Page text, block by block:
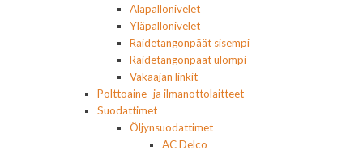
Alapallonivelet
Yläpallonivelet
Raidetangonpäät sisempi
Raidetangonpäät ulompi
Vakaajan linkit
Polttoaine- ja ilmanottolaitteet
Suodattimet
Öljynsuodattimet
AC Delco